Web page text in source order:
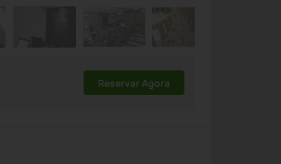
Reservar Agora